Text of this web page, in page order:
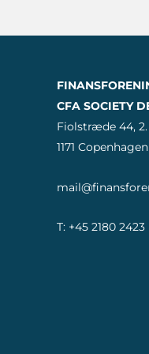
CFA SOCIETY
Fiolstræde 44,
1171
T: +45 2180 2423